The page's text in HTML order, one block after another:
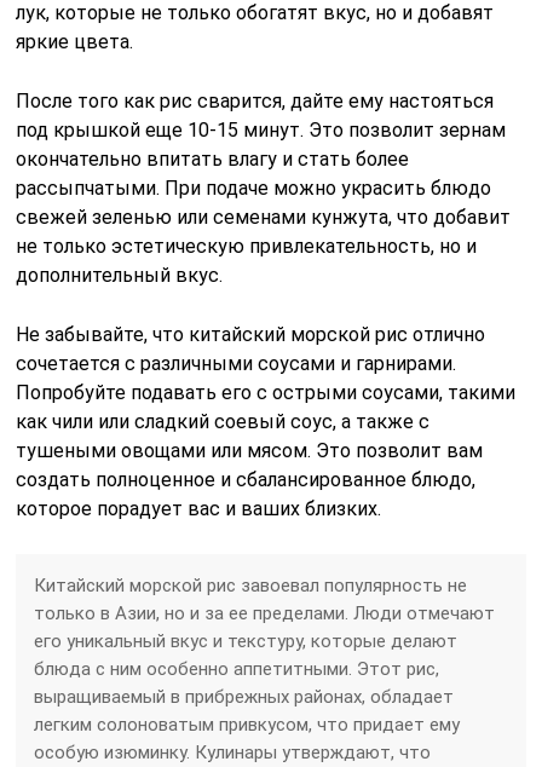
лук, которые не только обогатят вкус, но и добавят
яркие цвета.
После того как рис сварится, дайте ему настояться
под крышкой еще 10-15 минут. Это позволит зернам
окончательно впитать влагу и стать более
рассыпчатыми. При подаче можно украсить блюдо
свежей зеленью или семенами кунжута, что добавит
не только эстетическую привлекательность, но и
дополнительный вкус.
Не забывайте, что китайский морской рис отлично
сочетается с различными соусами и гарнирами.
Попробуйте подавать его с острыми соусами, такими
как чили или сладкий соевый соус, а также с
тушеными овощами или мясом. Это позволит вам
создать полноценное и сбалансированное блюдо,
которое порадует вас и ваших близких.
Китайский морской рис завоевал популярность не
только в Азии, но и за ее пределами. Люди отмечают
его уникальный вкус и текстуру, которые делают
блюда с ним особенно аппетитными. Этот рис,
выращиваемый в прибрежных районах, обладает
легким солоноватым привкусом, что придает ему
особую изюминку. Кулинары утверждают, что